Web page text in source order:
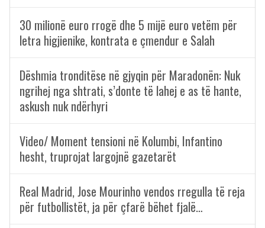
30 milionë euro rrogë dhe 5 mijë euro vetëm për
letra higjienike, kontrata e çmendur e Salah
Dëshmia tronditëse në gjyqin për Maradonën: Nuk
ngrihej nga shtrati, s’donte të lahej e as të hante,
askush nuk ndërhyri
Video/ Moment tensioni në Kolumbi, Infantino
hesht, truprojat largojnë gazetarët
Real Madrid, Jose Mourinho vendos rregulla të reja
për futbollistët, ja për çfarë bëhet fjalë…